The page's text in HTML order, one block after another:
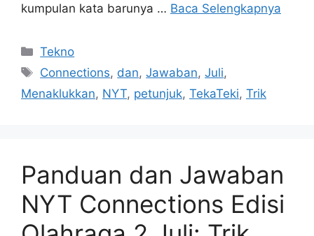
kumpulan kata barunya … Baca Selengkapnya
Kategori
Tekno
Tag
Connections, dan,Jawaban,Juli,
Menaklukkan, NYT, petunjuk, TekaTeki, Trik
Panduan dan Jawaban
NYT Connections Edisi